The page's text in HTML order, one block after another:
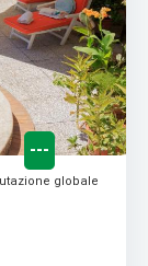
---
globale